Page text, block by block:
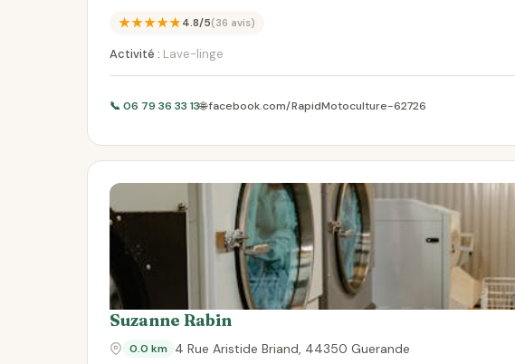
★★★★★4.8/5(36 avis)
Activité : Lave-linge
📞 06 79 36 33 13🌐 facebook.com/RapidMotoculture-62726
Suzanne Rabin
0.0 km 4 Rue Aristide Briand, 44350 Guerande